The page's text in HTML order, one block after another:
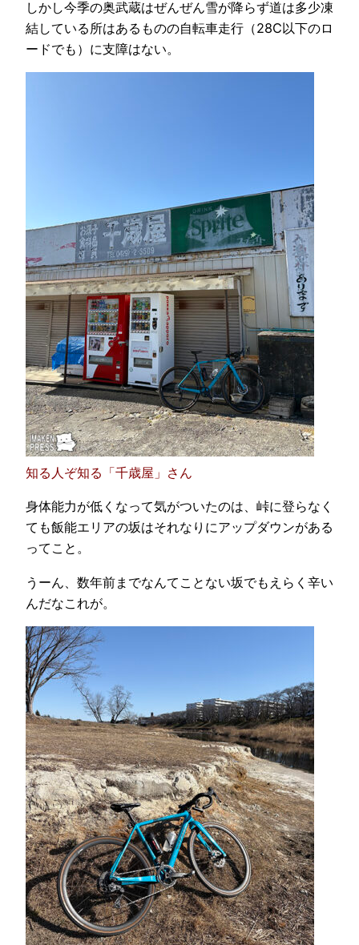
しかし今季の奥武蔵はぜんぜん雪が降らず道は多少凍
結している所はあるものの自転車走行（28C以下のロ
ードでも）に支障はない。
知る人ぞ知る「千歳屋」さん
身体能力が低くなって気がついたのは、峠に登らなく
ても飯能エリアの坂はそれなりにアップダウンがある
ってこと。
うーん、数年前までなんてことない坂でもえらく辛い
んだなこれが。